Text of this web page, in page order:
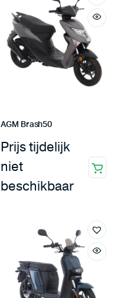
AGM Brash50
Prijs tijdelijk
niet
beschikbaar